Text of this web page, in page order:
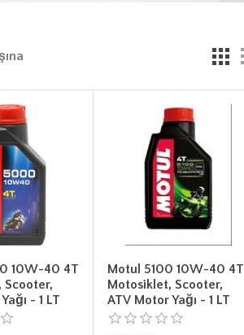
10W-40 4T
Scooter,
- 1 LT
Motul 5100 10W-40 4T
Motosiklet, Scooter,
ATV Motor Yağı - 1 LT